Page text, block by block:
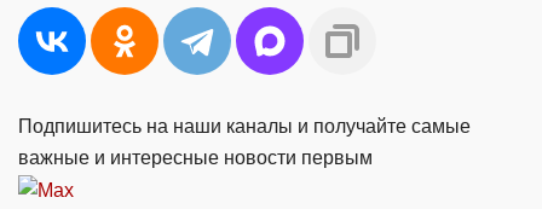
Подпишитесь на наши каналы и получайте самые
важные и интересные новости первым